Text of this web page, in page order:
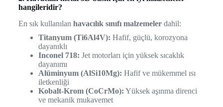
hangileridir?
En sık kullanılan havacılık sınıfı malzemelerdahil:
Titanyum (Ti6Al4V): Hafif, güçlü, korozyona
dayanıklı
Inconel 718: Jet motorları için yüksek sıcaklık
dayanımı
Alüminyum (AlSi10Mg): Hafif ve mükemmel ısı
iletkenliği
Kobalt-Krom (CoCrMo): Yüksek aşınma direnci
ve mekanik mukavemet